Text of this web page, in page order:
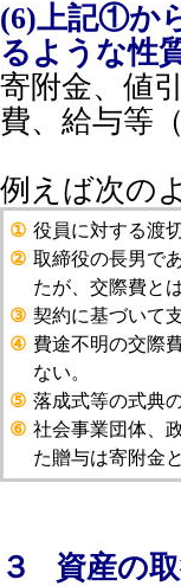
(6)上記①か
るような性
寄附金、値
費、給与等
例えば次の
① 役員に対する渡
② 取締役の長男で
たが、交際費と
③ 契約に基づいて
④ 費途不明の交際
ない。
⑤ 落成式等の式典
⑥ 社会事業団体、
た贈与は寄附金
３ 資産の